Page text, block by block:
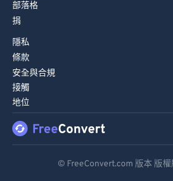
部落格
捐
隱私
條款
安全與合規
接觸
地位
© FreeConvert.com 版本 版